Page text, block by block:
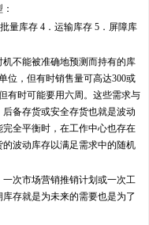
库存 4．运输库存 5．屏障库
不能被准确地预测而持有的库
位，但有时销售量可高达300或
有时可能要用六周。这些需求与
备存货或安全存货也就是波动
全平衡时，在工作中心也存在
波动库存以满足需求中的随机
次市场营销推销计划或一次工
存就是为未来的需要也是为了